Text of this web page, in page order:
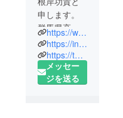
申します。
群馬県高崎
市で飲食店
やクラブを
経営してお
ります。
https://www.youtube.com/channel/UCalPK9_NX5vXXpdpXkf4frg
https://instagram.com/negisico?igshid=c5zsg2wploq0
https://twitter.com/negisico?s=11
メッセー
ジを送る